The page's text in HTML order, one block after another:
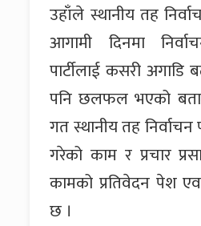
उहाँले स्थानीय तह
आगामी दिनमा
पार्टीलाई कसरी अगाडि
पनि छलफल भएको
गत स्थानीय तह
गरेको काम र प्रचार
कामको प्रतिवेदन पेश
छ ।